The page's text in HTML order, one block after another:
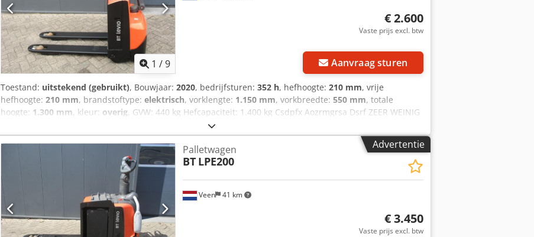
1 /9
€ 2.600
Vaste prijs excl. btw
Aanvraag sturen
Toestand: uitstekend (gebruikt), Bouwjaar: 2020, bedrijfsturen: 352 h, hefhoogte: 210 mm, vrije
hefhoogte: 210 mm, brandstoftype: elektrisch, vorklengte: 1.150 mm, vorkbreedte: 550 mm, totale
hoogte: 1.300 mm, kleur: overig, GVW: 440 kg Hefcapaciteit: 1.400 kg Csdpfx Aozrmgrsa Dsrf ZEER WEINIG
UREN! COMPACT! NIEUWE BATTERIJCELLEN 24V 2PzB 150Ah, Ingebouwde 220V hoogfrequent lader,
NIEUWE WIELEN, Vorkmaat 1150 x 550 mm, Afstand tussen de vorken 200 mm, Enkele vorkwielen, BT
TOYOTA LWE 140, In Nederland garantie machine 3 maanden, in Nederland garantie batterij 1 jaar.Advertentie
Veen 41 km
Palletwagen
BT LPE200
€ 3.450
Vaste prijs excl. btw